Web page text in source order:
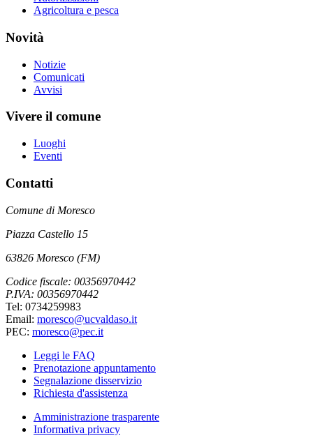
Agricoltura e pesca
Novità
Notizie
Comunicati
Avvisi
Vivere il comune
Luoghi
Eventi
Contatti
Comune di Moresco
Piazza Castello 15
63826 Moresco (FM)
Codice fiscale: 00356970442
P.IVA: 00356970442
Tel: 0734259983
Email: moresco@ucvaldaso.it
PEC: moresco@pec.it
Leggi le FAQ
Prenotazione appuntamento
Segnalazione disservizio
Richiesta d'assistenza
Amministrazione trasparente
Informativa privacy